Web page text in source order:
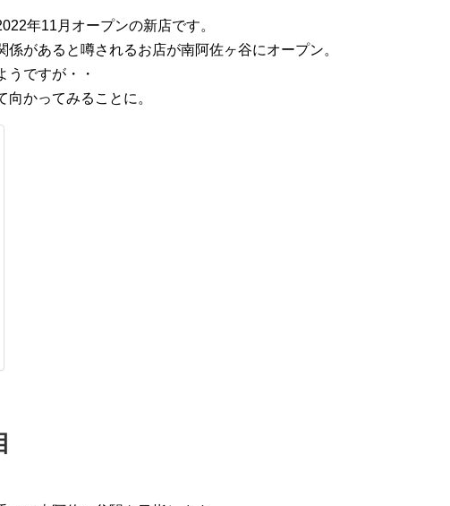
年11月オープンの新店です。
係があると噂されるお店が南阿佐ヶ谷にオープン。
うですが・・
向かってみることに。